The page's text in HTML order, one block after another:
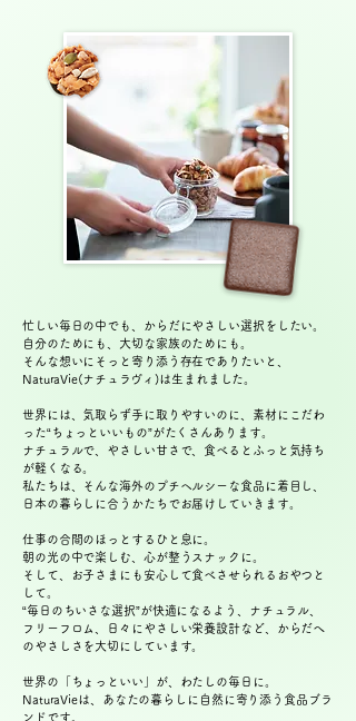
忙しい毎日の中でも、からだにやさしい選択をしたい。
自分のためにも、大切な家族のためにも。
そんな想いにそっと寄り添う存在でありたいと、
NaturaVie(ナチュラヴィ)は生まれました。
世界には、気取らず手に取りやすいのに、素材にこだわ
った“ちょっといいもの”がたくさんあります。
ナチュラルで、やさしい甘さで、食べるとふっと気持ち
が軽くなる。
私たちは、そんな海外のプチヘルシーな食品に着目し、
日本の暮らしに合うかたちでお届けしていきます。
仕事の合間のほっとするひと息に。
朝の光の中で楽しむ、心が整うスナックに。
そして、お子さまにも安心して食べさせられるおやつと
して。
“毎日のちいさな選択”が快適になるよう、ナチュラル、
フリーフロム、日々にやさしい栄養設計など、からだへ
のやさしさを大切にしています。
世界の「ちょっといい」が、わたしの毎日に。
NaturaVieは、あなたの暮らしに自然に寄り添う食品ブラ
ンドです。